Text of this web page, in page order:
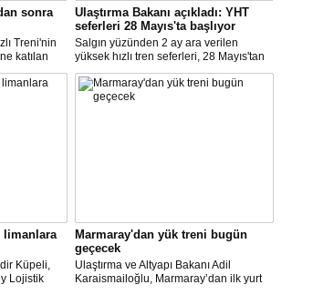
sonra
Treni'nin
katılan
yüzde 50
Ulaştırma Bakanı açıkladı: YHT
seferleri 28 Mayıs'ta başlıyor
Salgın yüzünden 2 ay ara verilen
yüksek hızlı tren seferleri, 28 Mayıs'tan
itibaren yeniden başlayacak.
Açıklamayı, Ulaştırma ve Altyapı Bakanı
Adil Karaismailoğlu yaptı.
limanlara
Küpeli,
Lojistik
Marmaray'dan yük treni bugün
geçecek
Ulaştırma ve Altyapı Bakanı Adil
Karaismailoğlu, Marmaray’dan ilk yurt